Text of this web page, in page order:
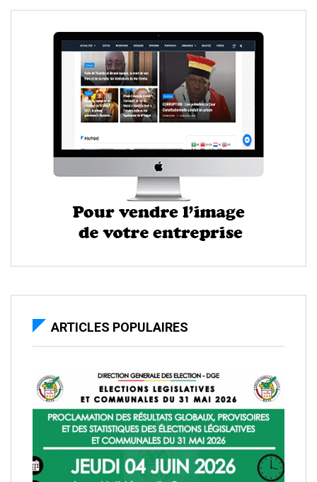
ARTICLES POPULAIRES